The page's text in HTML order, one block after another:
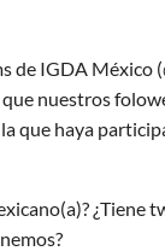
de IGDA México
nuestros
que haya
¿Tiene